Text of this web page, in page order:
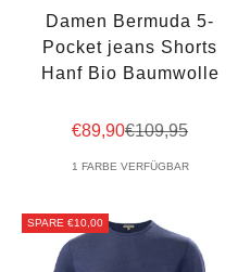
Damen Bermuda 5-
Pocket jeans Shorts
Hanf Bio Baumwolle
Angebot
€89,90Regulärer Preis
€109,95
1 FARBE VERFÜGBAR
SPARE €10,00